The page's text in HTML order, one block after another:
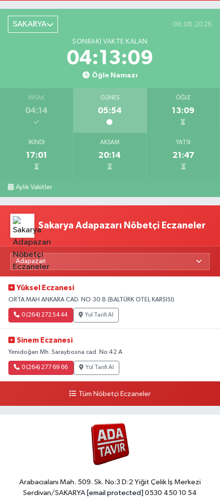
SAKARYA 08.08.2026
SONRAKI VAKTE KALAN
04:13:08
Öğle Namazı
İMSAK
04:14
GÜNEŞ
05:54
ÖĞLE
13:09
İKINDI
17:01
AKŞAM
20:14
YATSI
21:47
Aylık Vakitler
Sakarya Adapazarı Nöbetçi Eczaneler
Yüksel Eczanesi
ORTA MAH ANKARA CAD. NO 30 B (BALTÜRK OTEL KARŞISI)
0 (264) 272 54 44 Yol Tarifi Al
Sinem Eczanesi
Yenidoğan Mh. Saraybosna cad. No:42 A
0 (264) 277 69 66 Yol Tarifi Al
Tüm Nöbetçi Eczaneler
Arabacıalanı Mah. 509. Sk. No:3 D:2 Yiğit Çelik İş Merkezi
Serdivan/SAKARYA [email protected] 0530 450 10 54